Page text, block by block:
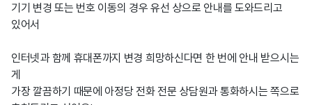
기기 변경 또는 번호 이동의 경우 유선 상으로 안내를 도와드리고
있어서
인터넷과 함께 휴대폰까지 변경 희망하신다면 한 번에 안내 받으시는
게
가장 깔끔하기 때문에 아정당 전화 전문 상담원과 통화하시는 쪽으로